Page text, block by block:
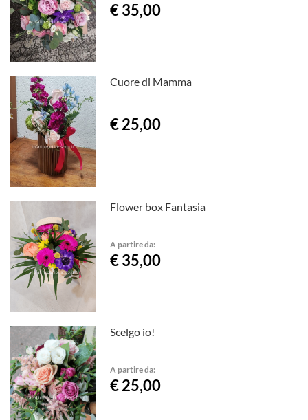
€ 35,00
Cuore di Mamma
€ 25,00
Flower box Fantasia
A partire da:
€ 35,00
Scelgo io!
A partire da:
€ 25,00